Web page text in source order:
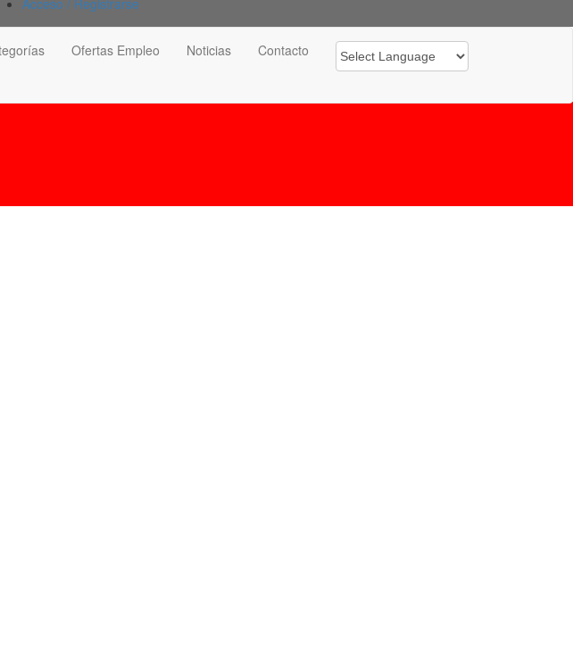
Acceso / Registrarse
Ofertas Empleo Noticias Contacto